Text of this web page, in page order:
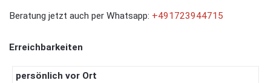
Beratung jetzt auch per Whatsapp: +491723944715
Erreichbarkeiten
persönlich vor Ort